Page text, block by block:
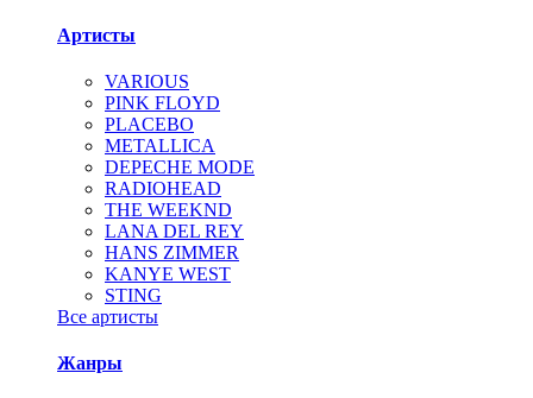
Артисты
VARIOUS
PINK FLOYD
PLACEBO
METALLICA
DEPECHE MODE
RADIOHEAD
THE WEEKND
LANA DEL REY
HANS ZIMMER
KANYE WEST
STING
Все артисты
Жанры